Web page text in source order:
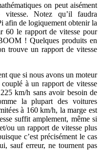
on peut aisément
Notez qu’il faudra
afin de logiquement obtenir la
60 le rapport de vitesse pour
! Quelques produits en
trouve un rapport de vitesse
que si nous avons un moteur
à un rapport de vitesse
km/h sans avoir besoin de
la plupart des voitures
à 160 km/h, la marge est
suffit amplement, même si
ou un rapport de vitesse plus
c’est précisément le cas
sauf erreur, ne tournent pas